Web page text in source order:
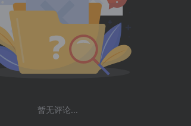
暂无评论...